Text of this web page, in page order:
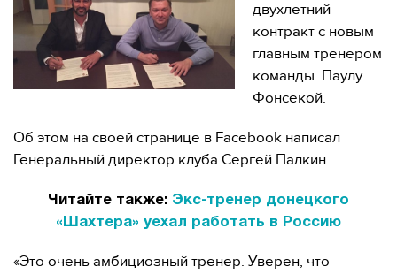
двухлетний
контракт с новым
главным тренером
команды. Паулу
Фонсекой.
Об этом на своей странице в Facebook написал
Генеральный директор клуба Сергей Палкин.
Читайте также: Экс-тренер донецкого
«Шахтера» уехал работать в Россию
«Это очень амбициозный тренер. Уверен, что